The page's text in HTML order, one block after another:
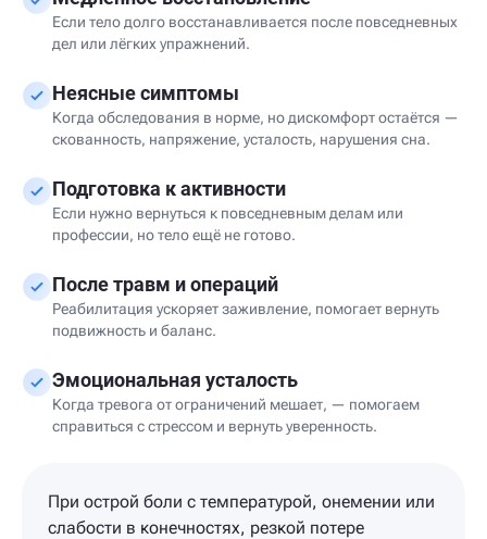
Если тело долго восстанавливается после повседневных
дел или лёгких упражнений.
Неясные симптомы
Когда обследования в норме, но дискомфорт остаётся —
скованность, напряжение, усталость, нарушения сна.
Подготовка к активности
Если нужно вернуться к повседневным делам или
профессии, но тело ещё не готово.
После травм и операций
Реабилитация ускоряет заживление, помогает вернуть
подвижность и баланс.
Эмоциональная усталость
Когда тревога от ограничений мешает, — помогаем
справиться с стрессом и вернуть уверенность.
При острой боли с температурой, онемении или
слабости в конечностях, резкой потере